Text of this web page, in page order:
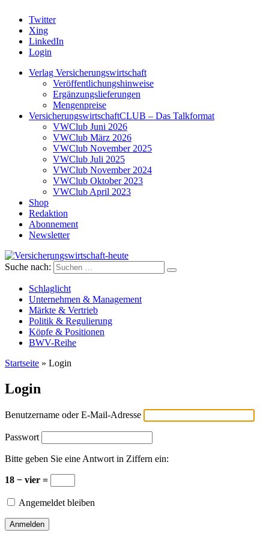
Twitter
Xing
LinkedIn
Login
Verlag Versicherungswirtschaft
Veröffentlichungshinweise
Ergänzungslieferungen
Mengenpreise
VersicherungswirtschaftCLUB – Das Talkformat
VWClub Juni 2026
VWClub März 2026
VWClub November 2025
VWClub Juli 2025
VWClub November 2024
VWClub Oktober 2023
VWClub April 2023
Shop
Redaktion
Abonnement
Newsletter
Versicherungswirtschaft-heute
Suche nach:
Schlaglicht
Unternehmen & Management
Märkte & Vertrieb
Politik & Regulierung
Köpfe & Positionen
BWV-Reihe
Startseite » Login
Login
Benutzername oder E-Mail-Adresse
Passwort
Bitte geben Sie eine Antwort in Ziffern ein:
18 − vier =
Angemeldet bleiben